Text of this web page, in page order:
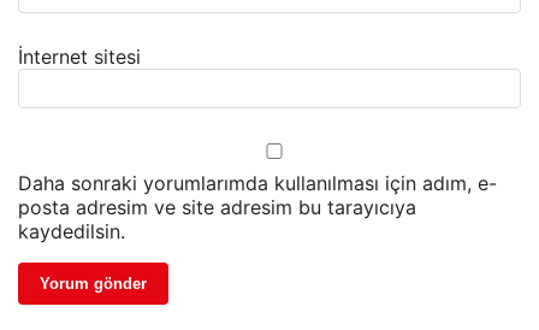
İnternet sitesi
Daha sonraki yorumlarımda kullanılması için adım, e-
posta adresim ve site adresim bu tarayıcıya
kaydedilsin.